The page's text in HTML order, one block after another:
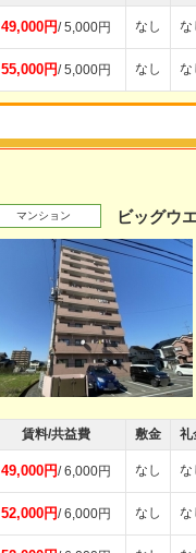
49,000円/ 5,000円 なし な
55,000円/ 5,000円 なし な
マンション ビッグウ
賃料/共益費 敷金 礼
49,000円/ 6,000円 なし な
52,000円/ 6,000円 なし な